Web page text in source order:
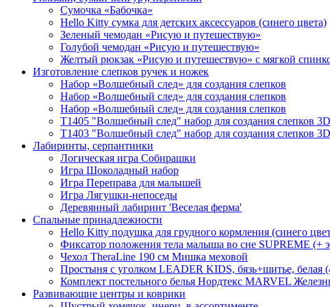
Сумочка «Бабочка»
Hello Kitty cумка для детских аксессуаров (синего цвета)
Зеленый чемодан «Рисую и путешествую»
Голубой чемодан «Рисую и путешествую»
Желтый рюкзак «Рисую и путешествую» с мягкой
Изготовление слепков ручек и ножек
Набор «Волшебный след» для создания слепков
Набор «Волшебный след» для создания слепков
Набор «Волшебный след» для создания слепков
T1405 "Волшебный след" набор для создания слепков
T1403 "Волшебный след" набор для создания слепков
Лабиринты, серпантинки
Логическая игра Собирашки
Игра Шоколадный набор
Игра Переправа для малышей
Игра Лягушки-непоседы
Деревянный лабиринт 'Веселая ферма'
Спальные принадлежности
Hello Kitty подушка для грудного кормления (синего
Фиксатор положения тела малыша во сне SUPREME (+
Чехол TheraLine 190 см Мишка меховой
Простыня с уголком LEADER KIDS, бязь+шитье, белая
Комплект постельного белья Нордтекс MARVEL
Развивающие центры и коврики